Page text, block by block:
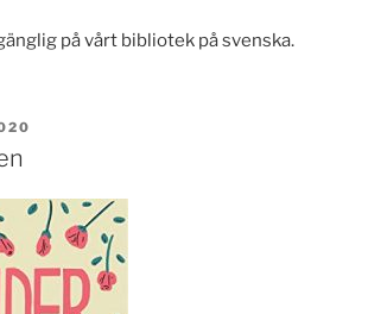
på vårt bibliotek på svenska.